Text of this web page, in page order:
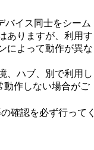
バイス同士をシーム
ありますが、利用す
によって動作が異な
、ハブ、別で利用し
動作しない場合がご
確認を必ず行って